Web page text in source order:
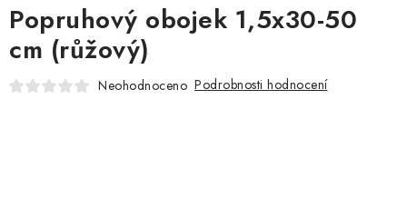
VÝPRODEJ SKLADU
PSI
Popruhový obojek 1,5x30-50
cm (růžový)
Neohodnoceno Podrobnosti hodnocení